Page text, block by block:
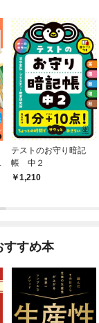
テストのお守り暗記
帳 中２
1,210
すすめ本